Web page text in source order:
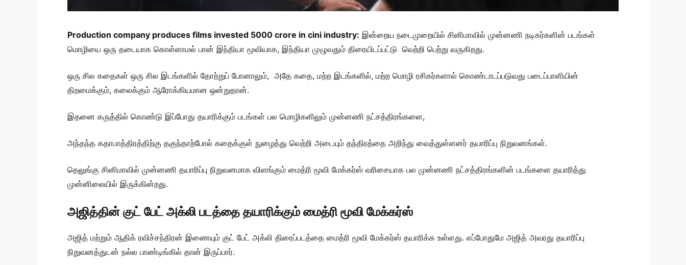
Production company produces films invested 5000 crore in cini industry: இன்றைய நடைமுறையில் சினிமாவில் முன்னணி நடிகர்களின் படங்கள்
மொழியை ஒரு தடையாக கொள்ளாமல் பான் இந்தியா மூவியாக, இந்தியா முழுவதும் திரையிடப்பட்டு வெற்றி பெற்று வருகிறது.
ஒரு சில கதைகள் ஒரு சில இடங்களில் தோற்றுப் போனாலும், அதே கதை, மற்ற இடங்களில், மற்ற மொழி ரசிகர்களால் கொண்டாடப்படுவது படைப்பாளியின்
திறமைக்கும், கலைக்கும் ஆரோக்கியமான ஒன்றுதான்.
இதனை கருத்தில் கொண்டு இப்போது தயாரிக்கும் படங்கள் பல மொழிகளிலும் முன்னணி நட்சத்திரங்களை,
அந்தந்த கதாபாத்திரத்திற்கு தகுந்தாற்போல் கதைக்குள் நுழைத்து வெற்றி அடையும் தந்திரத்தை அறிந்து வைத்துள்ளனர் தயாரிப்பு நிறுவனங்கள்.
தெலுங்கு சினிமாவில் முன்னணி தயாரிப்பு நிறுவனமாக விளங்கும் மைத்ரி மூவி மேக்கர்ஸ் வரிசையாக பல முன்னணி நட்சத்திரங்களின் படங்களை தயாரித்து
முன்னிலையில் இருக்கின்றது.
அஜித்தின் குட் பேட் அக்லி படத்தை தயாரிக்கும் மைத்ரி மூவி மேக்கர்ஸ்
அஜித் மற்றும் ஆதிக் ரவிச்சந்திரன் இணையும் குட் பேட் அக்லி திரைப்படத்தை மைத்ரி மூவி மேக்கர்ஸ் தயாரிக்க உள்ளது. எப்போதுமே அஜித் அவரது தயாரிப்பு
நிறுவனத்துடன் நல்ல பாண்டிங்கில் தான் இருப்பார்.